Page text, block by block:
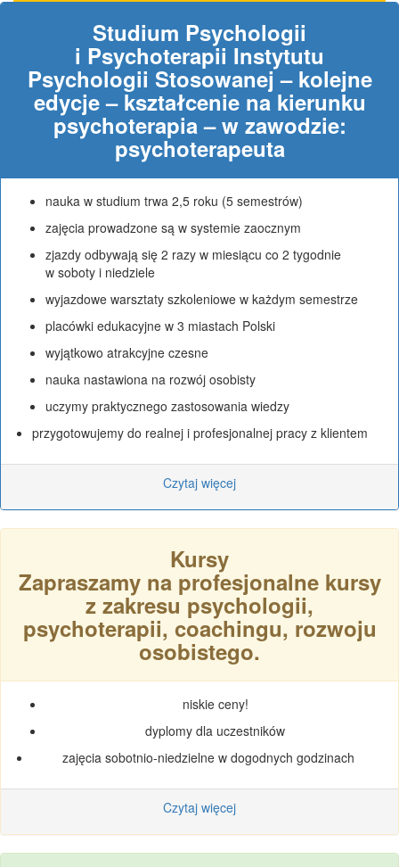
Studium Psychologii
i Psychoterapii Instytutu
Psychologii Stosowanej – kolejne
edycje – kształcenie na kierunku
psychoterapia – w zawodzie:
psychoterapeuta
nauka w studium trwa 2,5 roku (5 semestrów)
zajęcia prowadzone są w systemie zaocznym
zjazdy odbywają się 2 razy w miesiącu co 2 tygodnie
w soboty i niedziele
wyjazdowe warsztaty szkoleniowe w każdym semestrze
placówki edukacyjne w 3 miastach Polski
wyjątkowo atrakcyjne czesne
nauka nastawiona na rozwój osobisty
uczymy praktycznego zastosowania wiedzy
przygotowujemy do realnej i profesjonalnej pracy z klientem
Czytaj więcej
Kursy
Zapraszamy na profesjonalne kursy
z zakresu psychologii,
psychoterapii, coachingu, rozwoju
osobistego.
niskie ceny!
dyplomy dla uczestników
zajęcia sobotnio-niedzielne w dogodnych godzinach
Czytaj więcej